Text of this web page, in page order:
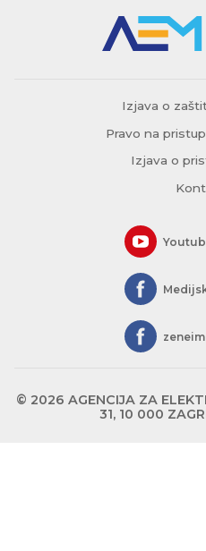
Izjava o
Pravo na
Izjava o
© 2026 AGENCIJA ZA
31, 10 000